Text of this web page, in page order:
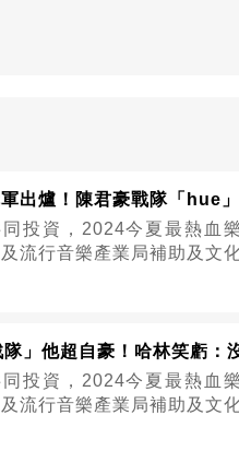
軍出爐！陳君豪戰隊「hue
投資，2024今夏最熱血
流行音樂產業局補助及文
」他超自豪！哈林笑虧：
投資，2024今夏最熱血
流行音樂產業局補助及文